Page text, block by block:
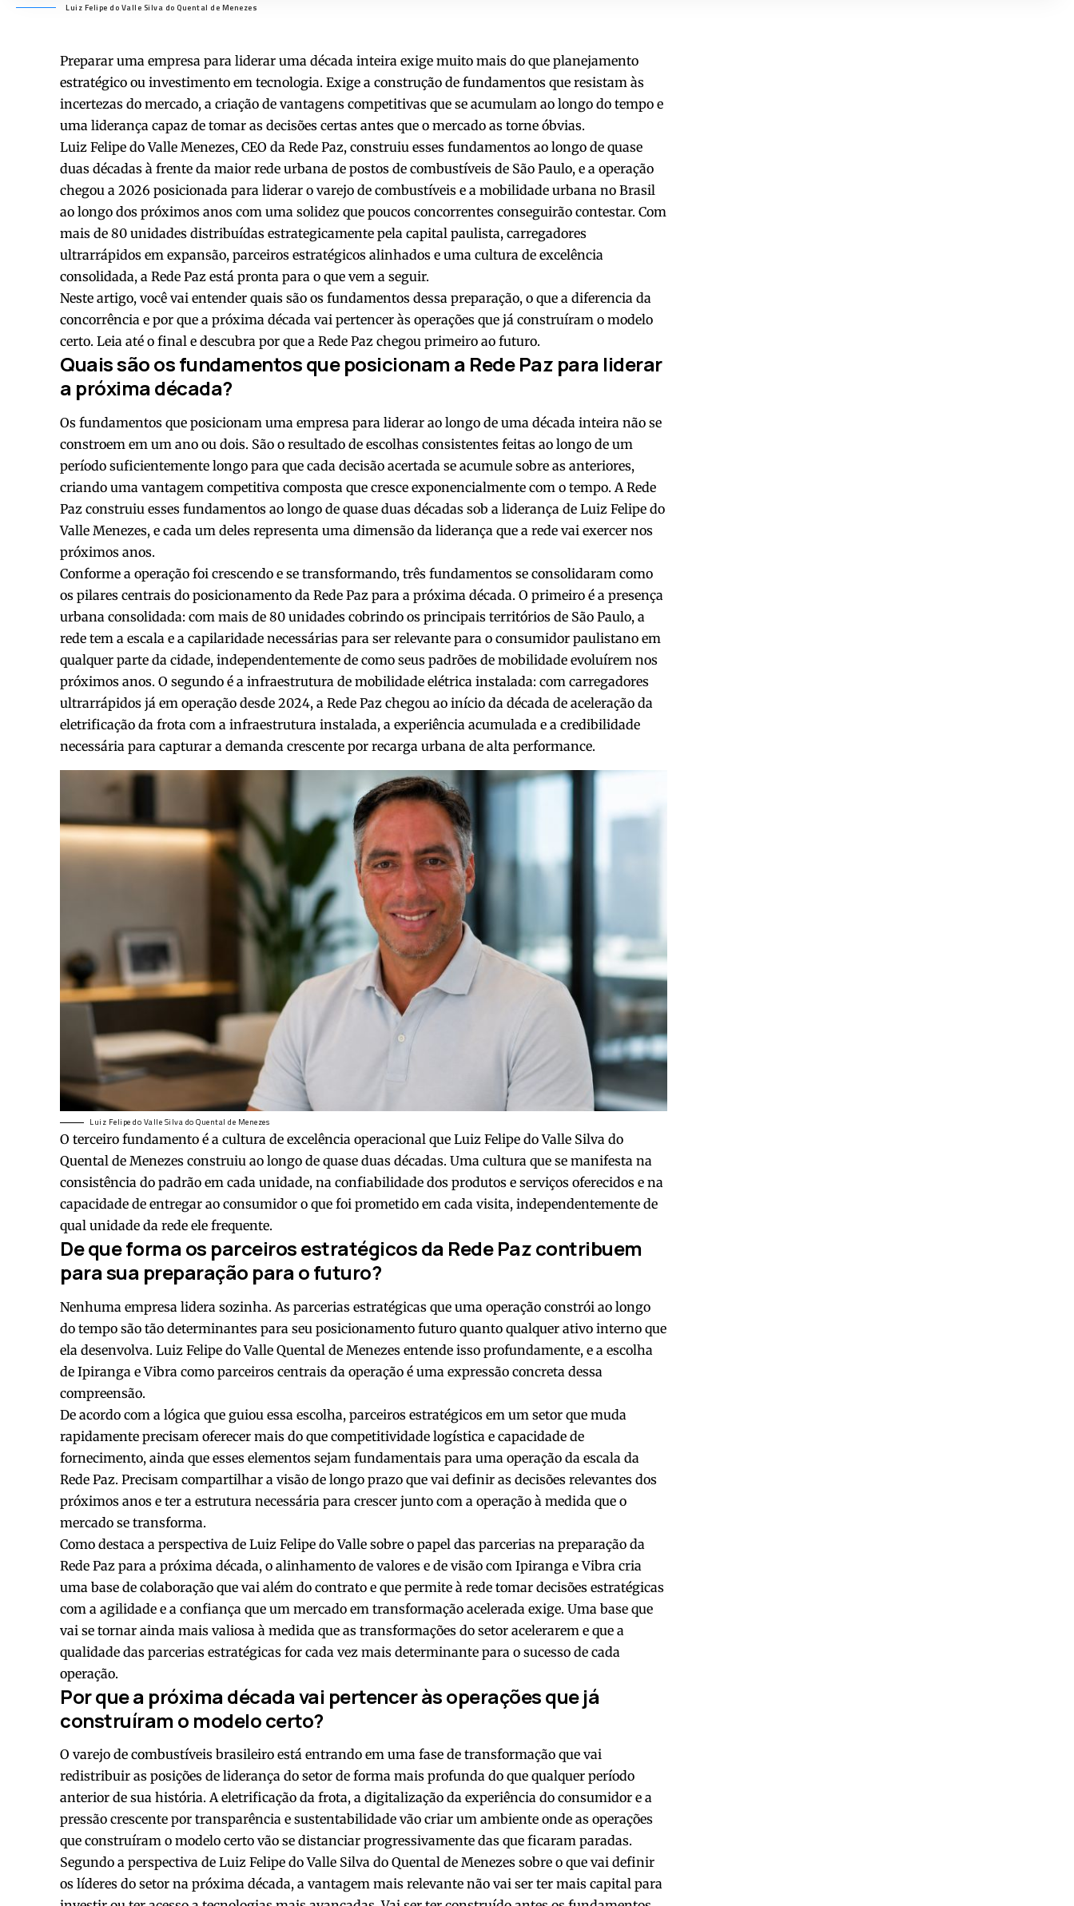
Luiz Felipe do Valle Silva do Quental de Menezes
Preparar uma empresa para liderar uma década inteira exige muito mais do que planejamento
estratégico ou investimento em tecnologia. Exige a construção de fundamentos que resistam às
incertezas do mercado, a criação de vantagens competitivas que se acumulam ao longo do tempo e
uma liderança capaz de tomar as decisões certas antes que o mercado as torne óbvias.
Luiz Felipe do Valle Menezes, CEO da Rede Paz, construiu esses fundamentos ao longo de quase
duas décadas à frente da maior rede urbana de postos de combustíveis de São Paulo, e a operação
chegou a 2026 posicionada para liderar o varejo de combustíveis e a mobilidade urbana no Brasil
ao longo dos próximos anos com uma solidez que poucos concorrentes conseguirão contestar. Com
mais de 80 unidades distribuídas estrategicamente pela capital paulista, carregadores
ultrarrápidos em expansão, parceiros estratégicos alinhados e uma cultura de excelência
consolidada, a Rede Paz está pronta para o que vem a seguir.
Neste artigo, você vai entender quais são os fundamentos dessa preparação, o que a diferencia da
concorrência e por que a próxima década vai pertencer às operações que já construíram o modelo
certo. Leia até o final e descubra por que a Rede Paz chegou primeiro ao futuro.
Quais são os fundamentos que posicionam a Rede Paz para liderar
a próxima década?
Os fundamentos que posicionam uma empresa para liderar ao longo de uma década inteira não se
constroem em um ano ou dois. São o resultado de escolhas consistentes feitas ao longo de um
período suficientemente longo para que cada decisão acertada se acumule sobre as anteriores,
criando uma vantagem competitiva composta que cresce exponencialmente com o tempo. A Rede
Paz construiu esses fundamentos ao longo de quase duas décadas sob a liderança de Luiz Felipe do
Valle Menezes, e cada um deles representa uma dimensão da liderança que a rede vai exercer nos
próximos anos.
Conforme a operação foi crescendo e se transformando, três fundamentos se consolidaram como
os pilares centrais do posicionamento da Rede Paz para a próxima década. O primeiro é a presença
urbana consolidada: com mais de 80 unidades cobrindo os principais territórios de São Paulo, a
rede tem a escala e a capilaridade necessárias para ser relevante para o consumidor paulistano em
qualquer parte da cidade, independentemente de como seus padrões de mobilidade evoluírem nos
próximos anos. O segundo é a infraestrutura de mobilidade elétrica instalada: com carregadores
ultrarrápidos já em operação desde 2024, a Rede Paz chegou ao início da década de aceleração da
eletrificação da frota com a infraestrutura instalada, a experiência acumulada e a credibilidade
necessária para capturar a demanda crescente por recarga urbana de alta performance.
Luiz Felipe do Valle Silva do Quental de Menezes
O terceiro fundamento é a cultura de excelência operacional que Luiz Felipe do Valle Silva do
Quental de Menezes construiu ao longo de quase duas décadas. Uma cultura que se manifesta na
consistência do padrão em cada unidade, na confiabilidade dos produtos e serviços oferecidos e na
capacidade de entregar ao consumidor o que foi prometido em cada visita, independentemente de
qual unidade da rede ele frequente.
De que forma os parceiros estratégicos da Rede Paz contribuem
para sua preparação para o futuro?
Nenhuma empresa lidera sozinha. As parcerias estratégicas que uma operação constrói ao longo
do tempo são tão determinantes para seu posicionamento futuro quanto qualquer ativo interno que
ela desenvolva. Luiz Felipe do Valle Quental de Menezes entende isso profundamente, e a escolha
de Ipiranga e Vibra como parceiros centrais da operação é uma expressão concreta dessa
compreensão.
De acordo com a lógica que guiou essa escolha, parceiros estratégicos em um setor que muda
rapidamente precisam oferecer mais do que competitividade logística e capacidade de
fornecimento, ainda que esses elementos sejam fundamentais para uma operação da escala da
Rede Paz. Precisam compartilhar a visão de longo prazo que vai definir as decisões relevantes dos
próximos anos e ter a estrutura necessária para crescer junto com a operação à medida que o
mercado se transforma.
Como destaca a perspectiva de Luiz Felipe do Valle sobre o papel das parcerias na preparação da
Rede Paz para a próxima década, o alinhamento de valores e de visão com Ipiranga e Vibra cria
uma base de colaboração que vai além do contrato e que permite à rede tomar decisões estratégicas
com a agilidade e a confiança que um mercado em transformação acelerada exige. Uma base que
vai se tornar ainda mais valiosa à medida que as transformações do setor acelerarem e que a
qualidade das parcerias estratégicas for cada vez mais determinante para o sucesso de cada
operação.
Por que a próxima década vai pertencer às operações que já
construíram o modelo certo?
O varejo de combustíveis brasileiro está entrando em uma fase de transformação que vai
redistribuir as posições de liderança do setor de forma mais profunda do que qualquer período
anterior de sua história. A eletrificação da frota, a digitalização da experiência do consumidor e a
pressão crescente por transparência e sustentabilidade vão criar um ambiente onde as operações
que construíram o modelo certo vão se distanciar progressivamente das que ficaram paradas.
Segundo a perspectiva de Luiz Felipe do Valle Silva do Quental de Menezes sobre o que vai definir
os líderes do setor na próxima década, a vantagem mais relevante não vai ser ter mais capital para